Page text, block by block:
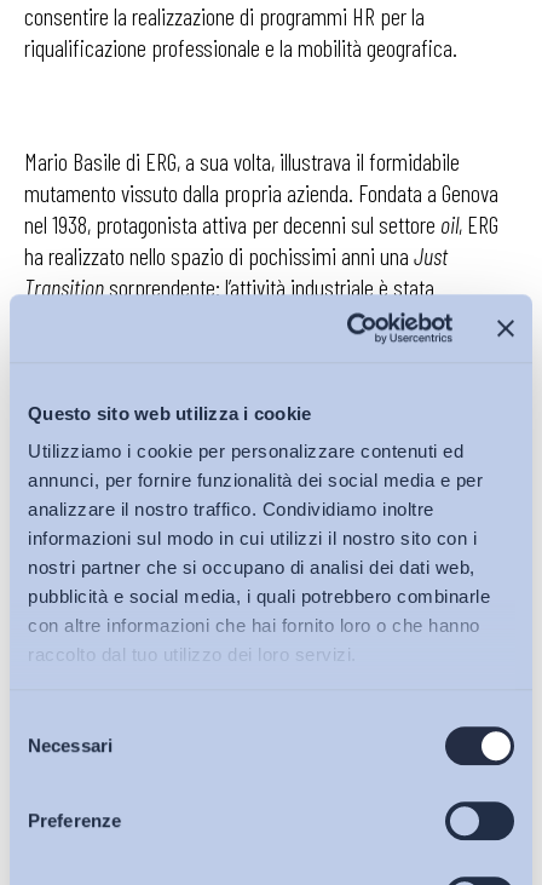
Questo sito web utilizza i cookie
Utilizziamo i cookie per personalizzare contenuti ed
annunci, per fornire funzionalità dei social media e per
analizzare il nostro traffico. Condividiamo inoltre
informazioni sul modo in cui utilizzi il nostro sito con i
nostri partner che si occupano di analisi dei dati web,
pubblicità e social media, i quali potrebbero combinarle
con altre informazioni che hai fornito loro o che hanno
raccolto dal tuo utilizzo dei loro servizi.
delNecessari
Preferenze
Bollettini ADAPT
Articoli
consentire la realizzazione di programmi HR per la
riqualificazione professionale e la mobilità geografica.
Mario Basile di ERG, a sua volta, illustrava il formidabile
mutamento vissuto dalla propria azienda. Fondata a Genova
nel 1938, protagonista attiva per decenni sul settore oil, ERG
ha realizzato nello spazio di pochissimi anni una Just
Transitionsorprendente: l’attività industriale è stata
totalmente riconvertita alle rinnovabili e all’elettrico, tanto che
oggi ERG (per citare un dato particolarmente evidente) è il
modalità di produzione di energia da fonti rinnovabili che,
sulla base di un attivo dialogo con le organizzazioni sindacali,
l’Azienda ha realizzato coniugando il fine ambientale
alle esigenze di rinnovamento e riqualificazione delle
competenze e delle modalità di organizzazione del
lavoro . Oggi l’azienda continua a puntare a una convergenza
tra sostenibilità del lavoro e sostenibilità ambientale
attraverso progetti di HR e relazioni industriali che fanno leva
sul c.d. green pay, cioè incrementi retributivi collegati a
anche sperimentazioni che impiegano le tecnologie per
consentire ai manutentori delle pale eoliche di risparmiare
proprie mansioni.